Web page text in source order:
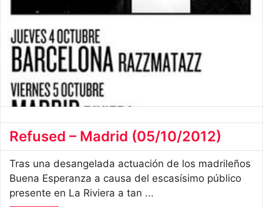
Refused – Madrid (05/10/2012)
Tras una desangelada actuación de los madrileños
Buena Esperanza a causa del escasísimo público
presente en La Riviera a tan ...